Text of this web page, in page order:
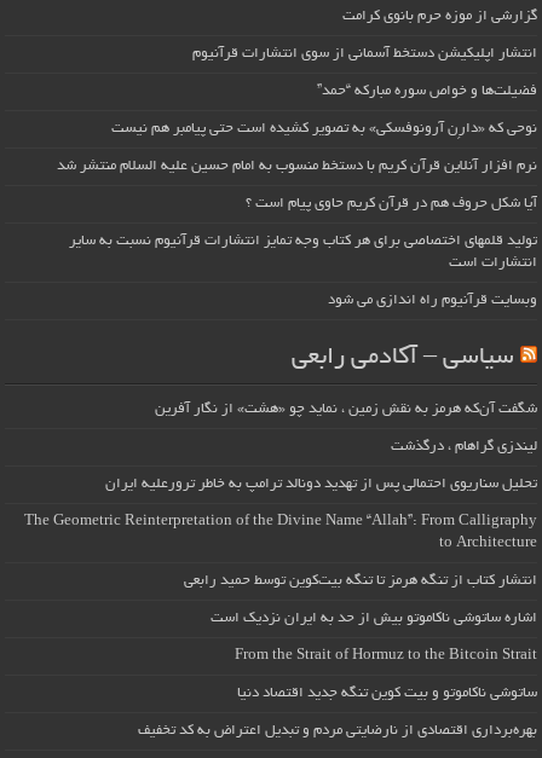
گزارشی از موزه حرم بانوی کرامت
انتشار اپلیکیشن دستخط آسمانی از سوی انتشارات قرآنیوم
فضیلت‌ها و خواص سوره مبارکه “حمد”
نوحی که «دارِن آرونوفسکی» به تصویر کشیده است حتی پیامبر هم نیست
نرم افزار آنلاین قرآن کریم با دستخط منسوب به امام حسین علیه السلام منتشر شد
آیا شکل حروف هم در قرآن کریم حاوی پیام است ؟
تولید قلمهای اختصاصی برای هر کتاب وجه تمایز انتشارات قرآنیوم نسبت به سایر
انتشارات است
وبسایت قرآنیوم راه اندازی می شود
سیاسی – آکادمی رابعی
شگفت آن‌که هرمز به نقش زمین ، نماید چو «هشت» از نگار آفرین
لیندزی گراهام ، درگذشت
تحلیل سناریوی احتمالی پس از تهدید دونالد ترامپ به خاطر ترورعلیه ایران
The Geometric Reinterpretation of the Divine Name “Allah”: From Calligraphy
to Architecture
انتشار کتاب از تنگه هرمز تا تنگه بیت‌کوین توسط حمید رابعی
اشاره ساتوشی ناکاموتو بیش از حد به ایران نزدیک است
From the Strait of Hormuz to the Bitcoin Strait
ساتوشی ناکاموتو و بیت کوین تنگه جدید اقتصاد دنیا
بهره‌برداری اقتصادی از نارضایتی مردم و تبدیل اعتراض به کد تخفیف